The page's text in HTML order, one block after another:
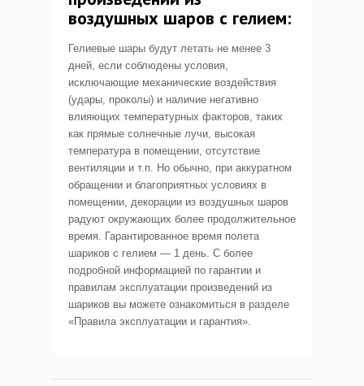
воздушных шаров с гелием:
Гелиевые шары будут летать не менее 3
дней, если соблюдены условия,
исключающие механические воздействия
(удары, проколы) и наличие негативно
влияющих температурных факторов, таких
как прямые солнечные лучи, высокая
температура в помещении, отсутствие
вентиляции и т.п. Но обычно, при аккуратном
обращении и благоприятных условиях в
помещении, декорации из воздушных шаров
радуют окружающих более продолжительное
время. Гарантированное время полета
шариков с гелием — 1 день. С более
подробной информацией по гарантии и
правилам эксплуатации произведений из
шариков вы можете ознакомиться в разделе
«Правила эксплуатации и гарантия».